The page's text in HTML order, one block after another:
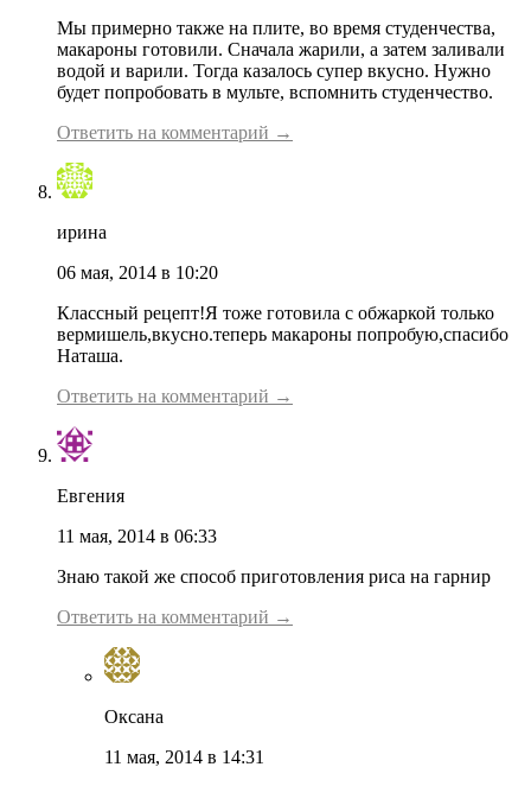
Мы примерно также на плите, во время студенчества,
макароны готовили. Сначала жарили, а затем заливали
водой и варили. Тогда казалось супер вкусно. Нужно
будет попробовать в мульте, вспомнить студенчество.
Ответить на комментарий →
ирина
06 мая, 2014 в 10:20
Классный рецепт!Я тоже готовила с обжаркой только
вермишель,вкусно.теперь макароны попробую,спасибо
Наташа.
Ответить на комментарий →
Евгения
11 мая, 2014 в 06:33
Знаю такой же способ приготовления риса на гарнир
Ответить на комментарий →
Оксана
11 мая, 2014 в 14:31